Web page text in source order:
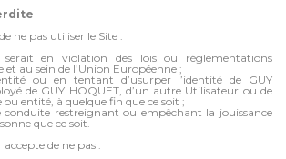
ne pas utiliser le Site :
en violation des lois ou réglementations
et au sein de l’Union Européenne ;
ou en tentant d’usurper l’identité de GUY
de GUY HOQUET, d’un autre Utilisateur ou de
entité, à quelque fin que ce soit ;
restreignant ou empêchant la jouissance
que ce soit.
de ne pas :